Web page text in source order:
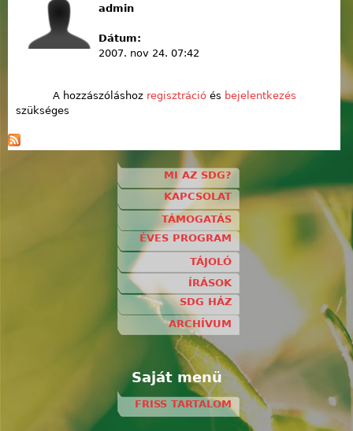
admin
Dátum:
2007. nov 24. 07:42
A hozzászóláshoz regisztrációés bejelentkezés
szükséges
MI AZ SDG?
KAPCSOLAT
TÁMOGATÁS
ÉVES PROGRAM
TÁJOLÓ
ÍRÁSOK
SDG HÁZ
ARCHÍVUM
Saját menü
FRISS TARTALOM